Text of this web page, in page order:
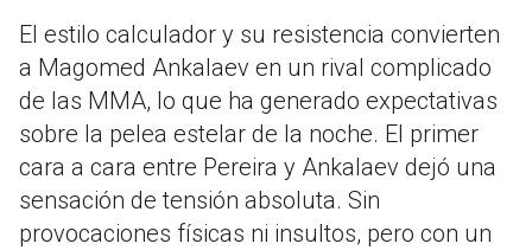
El estilo calculador y su resistencia convierten
a Magomed Ankalaev en un rival complicado
de las MMA, lo que ha generado expectativas
sobre la pelea estelar de la noche. El primer
cara a cara entre Pereira y Ankalaev dejó una
sensación de tensión absoluta. Sin
provocaciones físicas ni insultos, pero con un